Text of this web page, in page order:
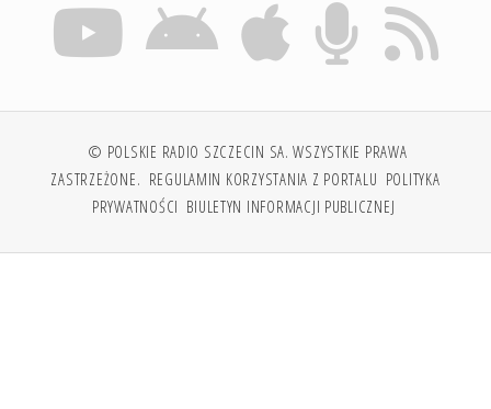
© POLSKIE RADIO SZCZECIN SA. WSZYSTKIE PRAWA
ZASTRZEŻONE. REGULAMIN KORZYSTANIA Z PORTALU POLITYKA
PRYWATNOŚCI BIULETYN INFORMACJI PUBLICZNEJ